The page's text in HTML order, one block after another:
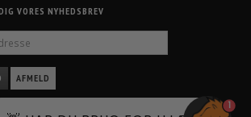
VORES NYHEDSBREV
AFMELD
1